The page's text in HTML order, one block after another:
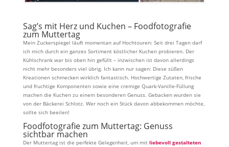
Sag’s mit Herz und Kuchen – Foodfotografie
zum Muttertag
Mein Zuckerspiegel läuft momentan auf Hochtouren: Seit drei Tagen darf
ich mich durch ein ganzes Sortiment köstlicher Kuchen probieren. Der
Kühlschrank war bis oben hin gefüllt – inzwischen ist davon allerdings
nicht mehr besonders viel übrig. Ich kann nur sagen: Diese süßen
Kreationen schmecken wirklich fantastisch. Hochwertige Zutaten, frische
und fruchtige Komponenten sowie eine cremige Quark-Vanille-Füllung
machen die Kuchen zu einem besonderen Genuss. Gebacken wurden sie
von der Bäckerei Schlotz. Wer noch ein Stück davon abbekommen möchte,
sollte sich beeilen!
Foodfotografie zum Muttertag: Genuss
sichtbar machen
Der Muttertag ist die perfekte Gelegenheit, um mit liebevoll gestalteten